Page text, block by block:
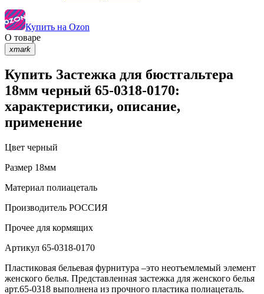
Купить на Ozon
О товаре
xmark
Купить Застежка для бюстгальтера
18мм черный 65-0318-0170:
характеристики, описание,
применение
Цвет черный
Размер 18мм
Материал полиацеталь
Производитель РОССИЯ
Прочее для кормящих
Артикул 65-0318-0170
Пластиковая бельевая фурнитура –это неотъемлемый элемент
женского белья. Представленная застежка для женского белья
арт.65-0318 выполнена из прочного пластика полиацеталь.